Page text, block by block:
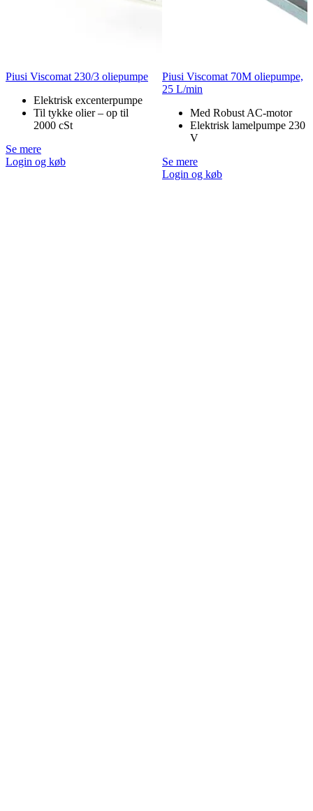
Piusi Viscomat 230/3 oliepumpe
Elektrisk excenterpumpe
Til tykke olier – op til
2000 cSt
Se mere
Login og køb
Piusi Viscomat 70M oliepumpe,
25 L/min
Med Robust AC-motor
Elektrisk lamelpumpe 230
V
Se mere
Login og køb